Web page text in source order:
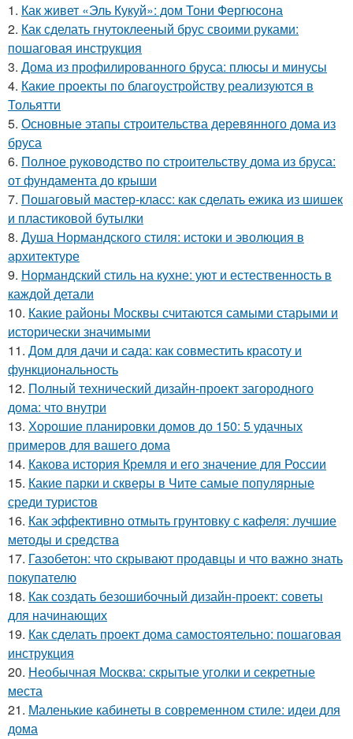
1. Как живет «Эль Кукуй»: дом Тони Фергюсона
2. Как сделать гнутоклееный брус своими руками:
пошаговая инструкция
3. Дома из профилированного бруса: плюсы и минусы
4. Какие проекты по благоустройству реализуются в
Тольятти
5. Основные этапы строительства деревянного дома из
бруса
6. Полное руководство по строительству дома из бруса:
от фундамента до крыши
7. Пошаговый мастер-класс: как сделать ежика из шишек
и пластиковой бутылки
8. Душа Нормандского стиля: истоки и эволюция в
архитектуре
9. Нормандский стиль на кухне: уют и естественность в
каждой детали
10. Какие районы Москвы считаются самыми старыми и
исторически значимыми
11. Дом для дачи и сада: как совместить красоту и
функциональность
12. Полный технический дизайн-проект загородного
дома: что внутри
13. Хорошие планировки домов до 150: 5 удачных
примеров для вашего дома
14. Какова история Кремля и его значение для России
15. Какие парки и скверы в Чите самые популярные
среди туристов
16. Как эффективно отмыть грунтовку с кафеля: лучшие
методы и средства
17. Газобетон: что скрывают продавцы и что важно знать
покупателю
18. Как создать безошибочный дизайн-проект: советы
для начинающих
19. Как сделать проект дома самостоятельно: пошаговая
инструкция
20. Необычная Москва: скрытые уголки и секретные
места
21. Маленькие кабинеты в современном стиле: идеи для
дома